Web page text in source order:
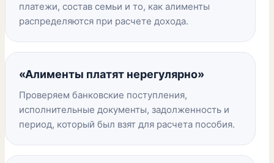
платежи, состав семьи и то, как алименты
распределяются при расчете дохода.
«Алименты платят нерегулярно»
Проверяем банковские поступления,
исполнительные документы, задолженность и
период, который был взят для расчета пособия.